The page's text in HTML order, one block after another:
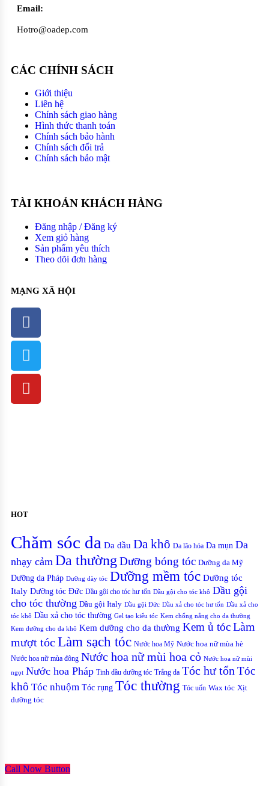
Email:
Hotro@oadep.com
CÁC CHÍNH SÁCH
Giới thiệu
Liên hệ
Chính sách giao hàng
Hình thức thanh toán
Chính sách bảo hành
Chính sách đổi trả
Chính sách bảo mật
TÀI KHOẢN KHÁCH HÀNG
Đăng nhập / Đăng ký
Xem giỏ hàng
Sản phẩm yêu thích
Theo dõi đơn hàng
MẠNG XÃ HỘI
HOT
Chăm sóc da Da dầu Da khô Da lão hóa Da mụn Da
nhạy cảm Da thường Dưỡng bóng tóc Dưỡng da Mỹ
Dưỡng da Pháp Dưỡng dày tóc Dưỡng mềm tóc Dưỡng tóc
Italy Dưỡng tóc Đức Dầu gội cho tóc hư tổn Dầu gội cho tóc khô Dầu gội
cho tóc thường Dầu gội Italy Dầu gội Đức Dầu xả cho tóc hư tổn Dầu xả cho
tóc khô Dầu xả cho tóc thường Gel tạo kiểu tóc Kem chống nắng cho da thường
Kem dưỡng cho da khô Kem dưỡng cho da thường Kem ủ tócLàm
mượt tóc Làm sạch tóc Nước hoa Mỹ Nước hoa nữ mùa hè
Nước hoa nữ mùa đông Nước hoa nữ mùi hoa cỏ Nước hoa nữ mùi
ngọt Nước hoa Pháp Tinh dầu dưỡng tóc Trắng da Tóc hư tổn Tóc
khô Tóc nhuộm Tóc rụng Tóc thường Tóc uốn Wax tóc Xịt
dưỡng tóc
Call Now Button